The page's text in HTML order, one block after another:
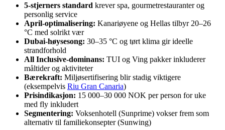
5-stjerners standard krever spa, gourmetrestauranter og
personlig service
April-optimalisering: Kanariøyene og Hellas tilbyr 20–26
°C med solrikt vær
Dubai-høysesong: 30–35 °C og tørt klima gir ideelle
strandforhold
All Inclusive-dominans: TUI og Ving pakker inkluderer
måltider og aktiviteter
Bærekraft: Miljøsertifisering blir stadig viktigere
(eksempelvis Riu Gran Canaria)
Prisindikasjon: 15 000–30 000 NOK per person for uke
med fly inkludert
Segmentering: Voksenhotell (Sunprime) vokser frem som
alternativ til familiekonsepter (Sunwing)